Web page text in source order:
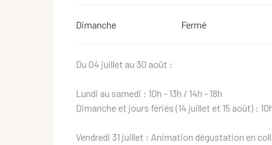
Dimanche Fermé
Du 04 juillet au 30 août :
Lundi au samedi : 10h - 13h / 14h - 18h
Dimanche et jours fériés (14 juillet et 15 août) :
Vendredi 31 juillet : Animation dégustation en